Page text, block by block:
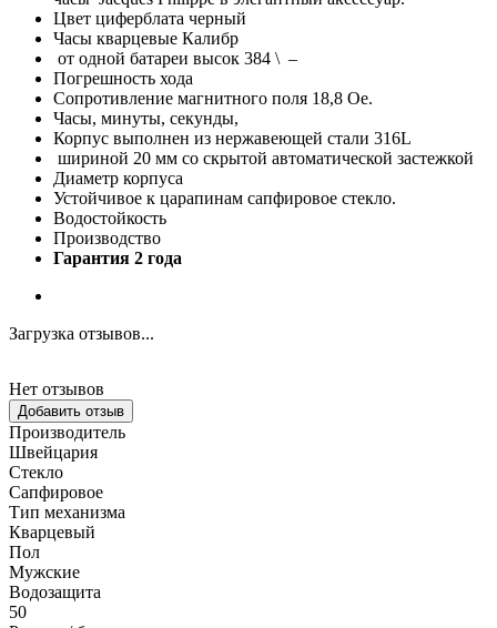
Цвет циферблата черный
Часы кварцевые Калибр
от одной батареи высок 384 \ –
Погрешность хода
Сопротивление магнитного поля 18,8 Oe.
Часы, минуты, секунды,
Корпус выполнен из нержавеющей стали 316L
шириной 20 мм со скрытой автоматической застежкой
Диаметр корпуса
Устойчивое к царапинам сапфировое стекло.
Водостойкость
Производство
Гарантия 2 года
Загрузка отзывов...
Нет отзывов
Добавить отзыв
Производитель
Швейцария
Стекло
Сапфировое
Тип механизма
Кварцевый
Пол
Мужские
Водозащита
50